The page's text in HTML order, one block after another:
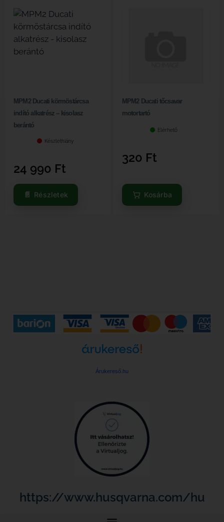
MPM2 Ducati körmöstárcsa
indító alkatrész – kisolasz
berántó
Készlethiány
24 990 Ft
Részletek
MPM2 Ducati tőcsavar
motortartó
Elérhető
320 Ft
Kosárba
Árukereső.hu
https://www.husqvarna.com/hu